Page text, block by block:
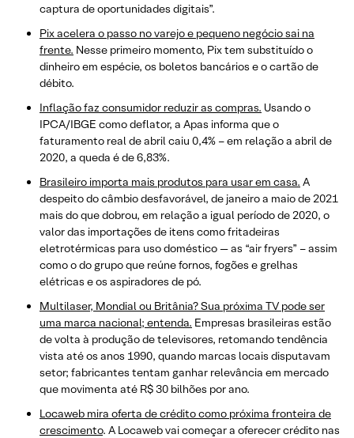
captura de oportunidades digitais”.
Pix acelera o passo no varejo e pequeno negócio sai na
frente. Nesse primeiro momento, Pix tem substituído o
dinheiro em espécie, os boletos bancários e o cartão de
débito.
Inflação faz consumidor reduzir as compras. Usando o
IPCA/IBGE como deflator, a Apas informa que o
faturamento real de abril caiu 0,4% – em relação a abril de
2020, a queda é de 6,83%.
Brasileiro importa mais produtos para usar em casa. A
despeito do câmbio desfavorável, de janeiro a maio de 2021
mais do que dobrou, em relação a igual período de 2020, o
valor das importações de itens como fritadeiras
eletrotérmicas para uso doméstico — as “air fryers” – assim
como o do grupo que reúne fornos, fogões e grelhas
elétricas e os aspiradores de pó.
Multilaser, Mondial ou Britânia? Sua próxima TV pode ser
uma marca nacional; entenda. Empresas brasileiras estão
de volta à produção de televisores, retomando tendência
vista até os anos 1990, quando marcas locais disputavam
setor; fabricantes tentam ganhar relevância em mercado
que movimenta até R$ 30 bilhões por ano.
Locaweb mira oferta de crédito como próxima fronteira de
crescimento. A Locaweb vai começar a oferecer crédito nas